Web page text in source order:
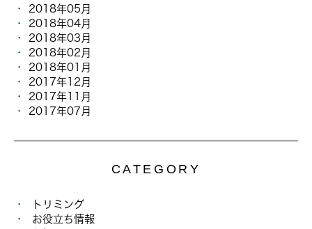
2018年05月
2018年04月
2018年03月
2018年02月
2018年01月
2017年12月
2017年11月
2017年07月
CATEGORY
トリミング
お役立ち情報